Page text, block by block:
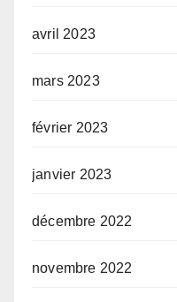
avril 2023
mars 2023
février 2023
janvier 2023
décembre 2022
novembre 2022